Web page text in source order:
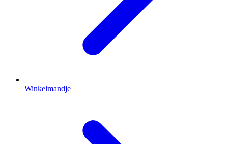
Winkelmandje